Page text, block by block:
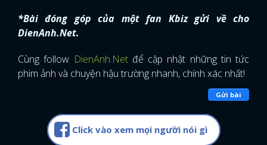
*Bài đóng góp của một fan Kbiz gửi về cho
DienAnh.Net.
Cùng follow DienAnh.Net để cập nhật những tin tức
phim ảnh và chuyện hậu trường nhanh, chính xác nhất!
Gửi bài
Click vào xem mọi người nói gì